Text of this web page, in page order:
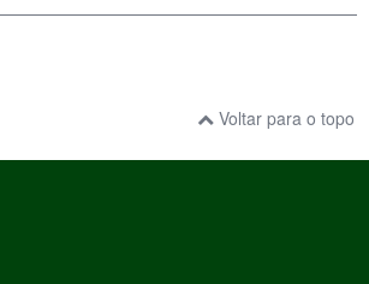
Voltar para o topo